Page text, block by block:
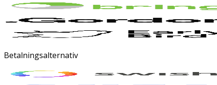
Betalningsalternativ